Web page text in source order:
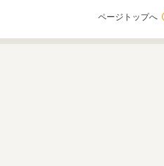
ページトップへ